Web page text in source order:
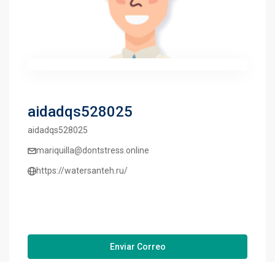
aidadqs528025
aidadqs528025
mariquilla@dontstress.online
https://watersanteh.ru/
Enviar Correo